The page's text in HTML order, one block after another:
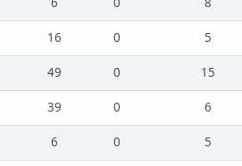
16 0
5
49 0
15
39 0
6
6 0
5